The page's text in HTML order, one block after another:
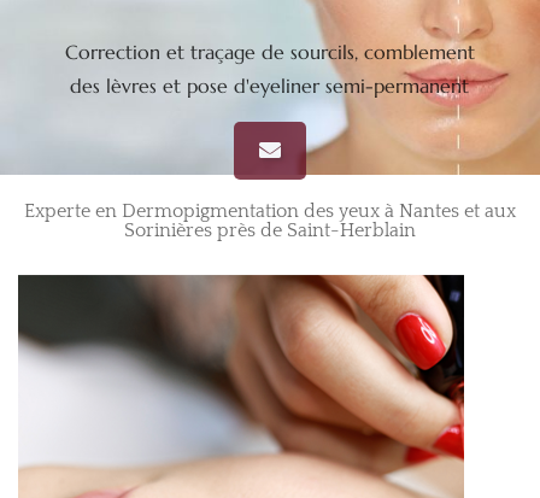
Correction et traçage de sourcils, comblement
des lèvres et pose d'eyeliner semi-permanent
Experte en Dermopigmentation des yeux à Nantes et aux
Sorinières près de Saint-Herblain